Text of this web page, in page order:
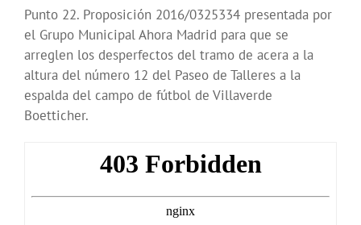
Punto 22. Proposición 2016/0325334 presentada por
el Grupo Municipal Ahora Madrid para que se
arreglen los desperfectos del tramo de acera a la
altura del número 12 del Paseo de Talleres a la
espalda del campo de fútbol de Villaverde
Boetticher.